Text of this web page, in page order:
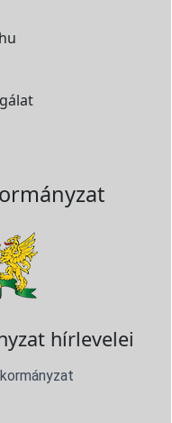
hírlevelei